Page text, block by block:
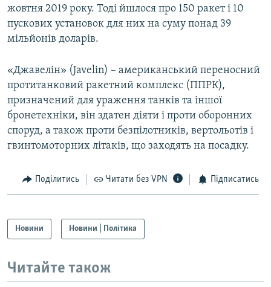
жовтня 2019 року. Тоді йшлося про 150 ракет і 10
пускових установок для них на суму понад 39
мільйонів доларів.
«Джавелін» (Javelin) – американський переносний
протитанковий ракетний комплекс (ППРК),
призначений для ураження танків та іншої
бронетехніки, він здатен діяти і проти оборонних
споруд, а також проти безпілотників, вертольотів і
гвинтомоторних літаків, що заходять на посадку.
Поділитись Читати без VPN Підписатись
Новини Новини | Політика
Читайте також